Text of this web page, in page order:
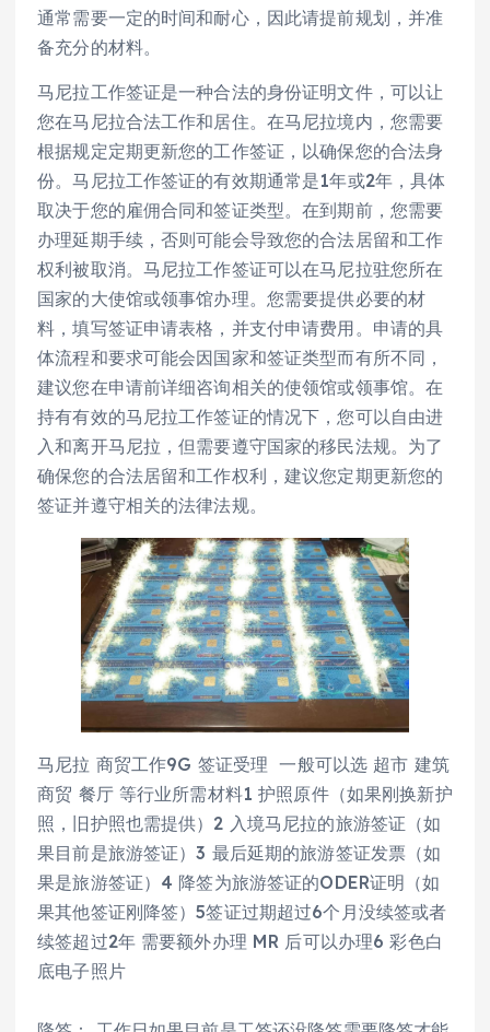
通常需要一定的时间和耐心，因此请提前规划，并准
备充分的材料。
马尼拉工作签证是一种合法的身份证明文件，可以让
您在马尼拉合法工作和居住。在马尼拉境内，您需要
根据规定定期更新您的工作签证，以确保您的合法身
份。马尼拉工作签证的有效期通常是1年或2年，具体
取决于您的雇佣合同和签证类型。在到期前，您需要
办理延期手续，否则可能会导致您的合法居留和工作
权利被取消。马尼拉工作签证可以在马尼拉驻您所在
国家的大使馆或领事馆办理。您需要提供必要的材
料，填写签证申请表格，并支付申请费用。申请的具
体流程和要求可能会因国家和签证类型而有所不同，
建议您在申请前详细咨询相关的使领馆或领事馆。在
持有有效的马尼拉工作签证的情况下，您可以自由进
入和离开马尼拉，但需要遵守国家的移民法规。为了
确保您的合法居留和工作权利，建议您定期更新您的
签证并遵守相关的法律法规。
马尼拉 商贸工作9G 签证受理 一般可以选 超市 建筑
商贸 餐厅 等行业所需材料1 护照原件（如果刚换新护
照，旧护照也需提供）2 入境马尼拉的旅游签证（如
果目前是旅游签证）3 最后延期的旅游签证发票（如
果是旅游签证）4 降签为旅游签证的ODER证明（如
果其他签证刚降签）5签证过期超过6个月没续签或者
续签超过2年 需要额外办理 MR 后可以办理6 彩色白
底电子照片